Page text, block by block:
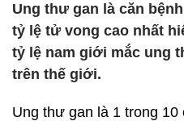
Ung thư gan là căn
tỷ lệ tử vong cao nhất
tỷ lệ nam giới mắc ung
trên thế giới.
Ung thư gan là 1 trong